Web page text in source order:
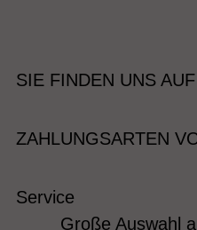
SIE FINDEN UNS AUF
ZAHLUNGSARTEN
Service
Große Auswahl